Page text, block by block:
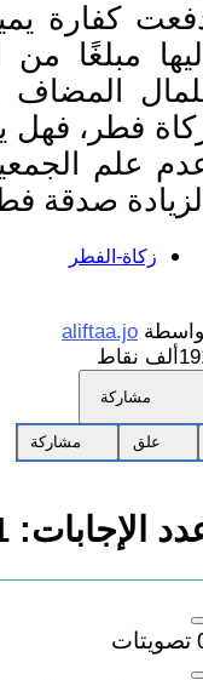
كفارة
مبلغًا
المضاف
فطر، فهل
علم
صدقة
زكاة-الفطر
aliftaa.jo
نقاط
مشاركة
علق مشاركة
الإجابات:
تصويتات